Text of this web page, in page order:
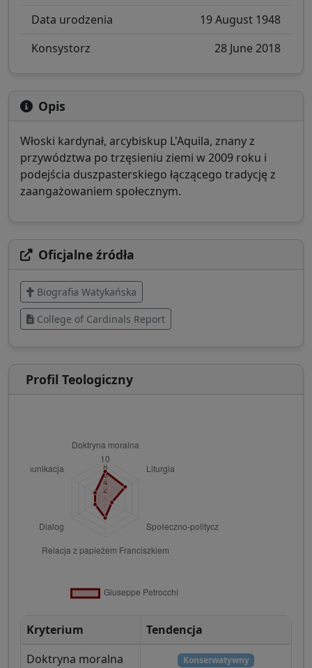
Data urodzenia
19 August 1948
Konsystorz
28 June 2018
Opis
Włoski kardynał, arcybiskup L'Aquila, znany z
przywództwa po trzęsieniu ziemi w 2009 roku i
podejścia duszpasterskiego łączącego tradycję z
zaangażowaniem społecznym.
Oficjalne źródła
Biografia Watykańska
College of Cardinals Report
Profil Teologiczny
Kryterium
Tendencja
Doktryna moralna
Konserwatywny